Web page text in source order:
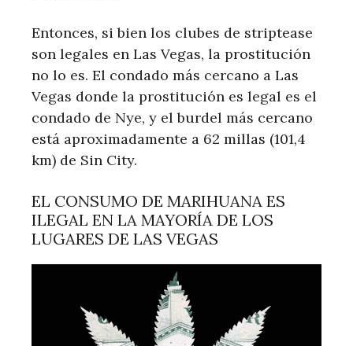
Entonces, si bien los clubes de striptease
son legales en Las Vegas, la prostitución
no lo es. El condado más cercano a Las
Vegas donde la prostitución es legal es el
condado de Nye, y el burdel más cercano
está aproximadamente a 62 millas (101,4
km) de Sin City.
EL CONSUMO DE MARIHUANA ES
ILEGAL EN LA MAYORÍA DE LOS
LUGARES DE LAS VEGAS